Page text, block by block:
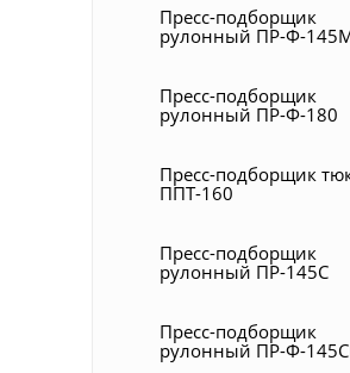
Пресс-подборщик
рулонный ПР-Ф-
Пресс-подборщик
рулонный ПР-Ф-180
Пресс-подборщик
ППТ-160
Пресс-подборщик
рулонный ПР-145С
Пресс-подборщик
рулонный ПР-Ф-